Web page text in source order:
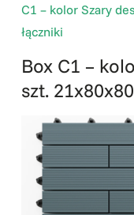
C1 – kolor Szary
łączniki
Box C1 –
szt.